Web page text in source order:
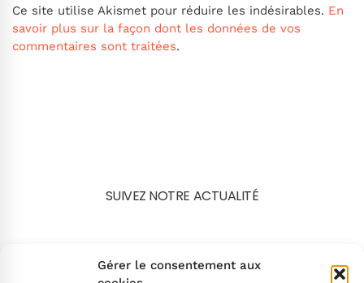
Gérer le consentement aux
Ce site utilise Akismet pour réduire les indésirables. En
savoir plus sur la façon dont les données de vos
commentaires sont traitées.
SUIVEZ NOTRE ACTUALITÉ